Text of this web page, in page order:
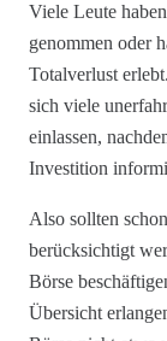
Viele Leute
genommen oder
Totalverlust
sich viele
einlassen,
Investition
Also sollten
berücksichtigt
Börse
Übersicht